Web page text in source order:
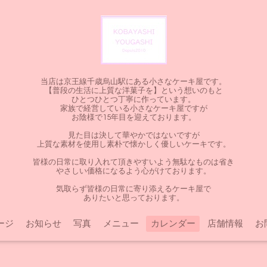
当店は京王線千歳烏山駅にある小さなケーキ屋です。
【普段の生活に上質な洋菓子を】という想いのもと
ひとつひとつ丁寧に作っています。
家族で経営している小さなケーキ屋ですが
お陰様で15年目を迎えております。
見た目は決して華やかではないですが
上質な素材を使用し素朴で懐かしく優しいケーキです。
皆様の日常に取り入れて頂きやすいよう無駄なものは省き
やさしい価格になるよう心がけております。
気取らず皆様の日常に寄り添えるケーキ屋で
ありたいと思っております。
ジ お知らせ 写真 メニュー カレンダー 店舗情報 お